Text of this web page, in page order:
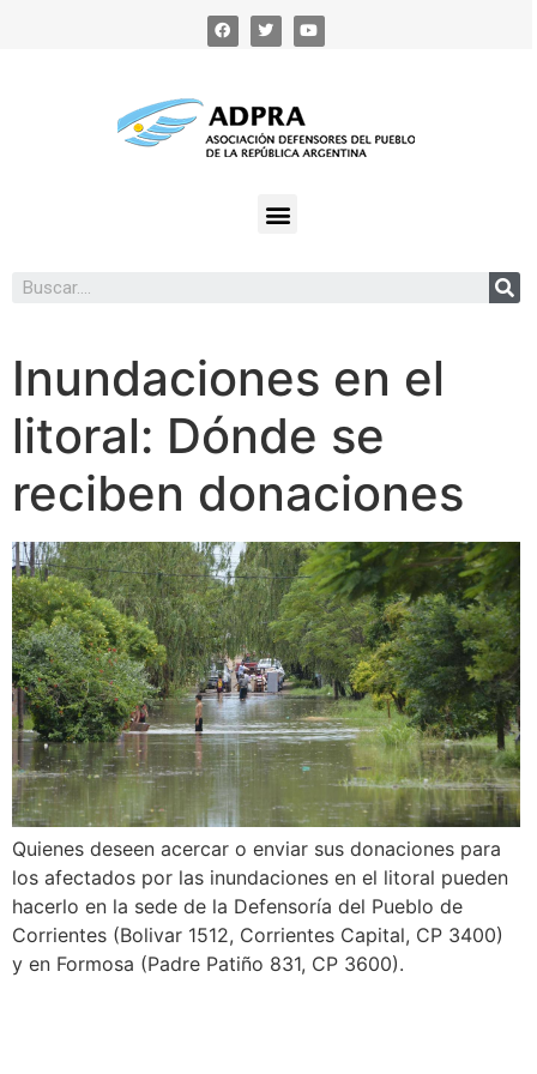
Inundaciones en el
litoral: Dónde se
reciben donaciones
Quienes deseen acercar o enviar sus donaciones para
los afectados por las inundaciones en el litoral pueden
hacerlo en la sede de la Defensoría del Pueblo de
Corrientes (Bolivar 1512, Corrientes Capital, CP 3400)
y en Formosa (Padre Patiño 831, CP 3600).